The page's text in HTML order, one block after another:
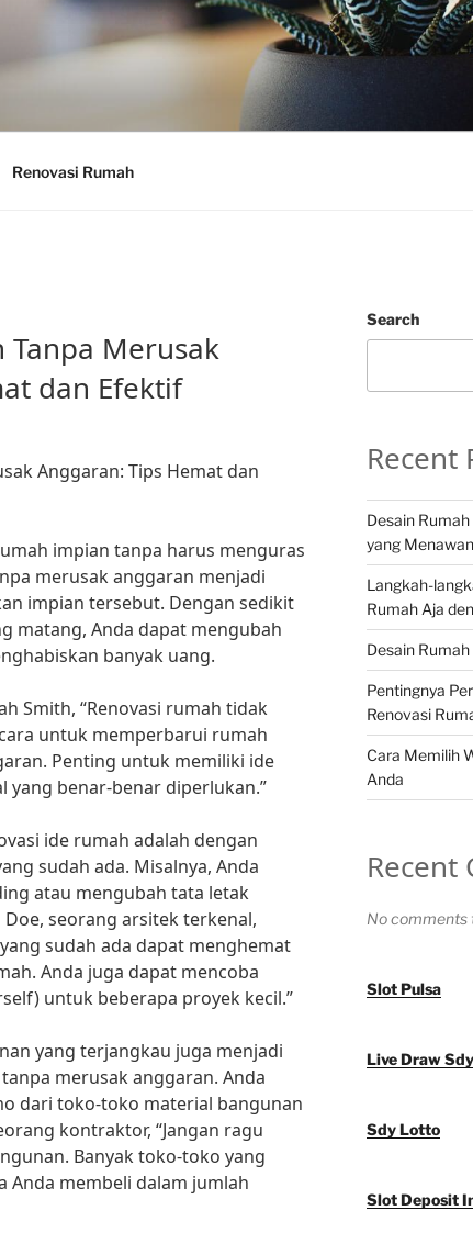
Renovasi Rumah
Tanpa Merusak
dan Efektif
Anggaran: Tips Hemat dan
impian tanpa harus menguras
merusak anggaran menjadi
impian tersebut. Dengan sedikit
matang, Anda dapat mengubah
banyak uang.
Smith, “Renovasi rumah tidak
untuk memperbarui rumah
Penting untuk memiliki ide
yang benar-benar diperlukan.”
ide rumah adalah dengan
sudah ada. Misalnya, Anda
atau mengubah tata letak
seorang arsitek terkenal,
sudah ada dapat menghemat
Anda juga dapat mencoba
untuk beberapa proyek kecil.”
yang terjangkau juga menjadi
merusak anggaran. Anda
dari toko-toko material bangunan
kontraktor, “Jangan ragu
Banyak toko-toko yang
Anda membeli dalam jumlah
Search
Recent
Desain
yang Menawan
Langkah-
Rumah Aja
Desain
Pentingnya
Renovasi
Cara Memilih
Anda
Recent
No comments
Slot Pulsa
Live Draw Sdy
Sdy Lotto
Slot Deposit